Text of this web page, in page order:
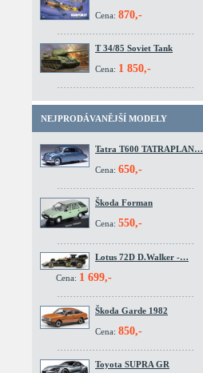
Cena: 870,-
T 34/85 Soviet Tank
Cena: 1 850,-
NEJPRODÁVANĚJŠÍ MODELY
Tatra T600 TATRAPLAN…
Cena: 650,-
Škoda Forman
Cena: 550,-
Lotus 72D D.Walker -…
Cena: 1 699,-
Škoda Garde 1982
Cena: 850,-
Toyota SUPRA GR